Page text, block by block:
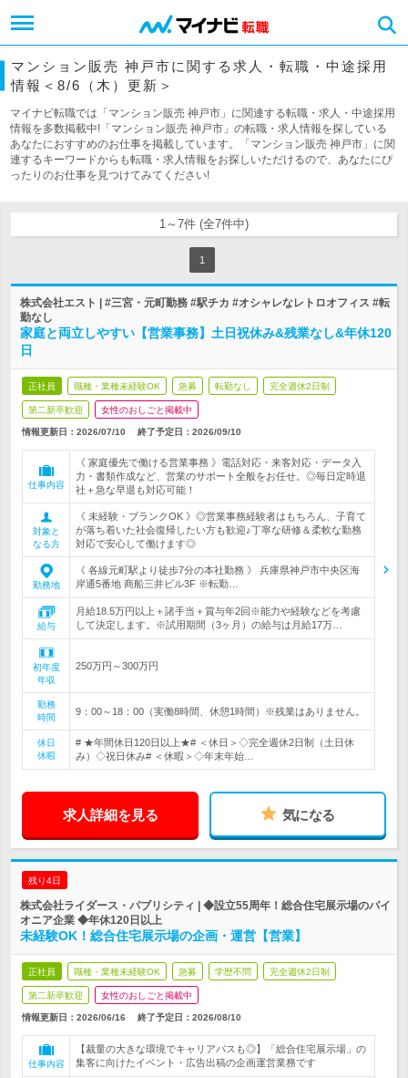
マンション販売 神戸市に関する求人・転職・中途採用
情報＜8/6（木）更新＞
マイナビ転職では「マンション販売 神戸市」に関連する転職・求人・中途採用
情報を多数掲載中!「マンション販売 神戸市」の転職・求人情報を探している
あなたにおすすめのお仕事を掲載しています。「マンション販売 神戸市」に関
連するキーワードからも転職・求人情報をお探しいただけるので、あなたにぴ
ったりのお仕事を見つけてみてください!
1～7件 (全7件中)
1
株式会社エスト | #三宮・元町勤務 #駅チカ #オシャレなレトロオフィス #転
勤なし
家庭と両立しやすい【営業事務】土日祝休み&残業なし&年休120
日
正社員 職種・業種未経験OK 急募 転勤なし 完全週休2日制
第二新卒歓迎 女性のおしごと掲載中
情報更新日：2026/07/10 終了予定日： 2026/09/10
仕事内容
《 家庭優先で働ける営業事務 》電話対応・来客対応・データ入
力・書類作成など、営業のサポート全般をお任せ。◎毎日定時退
社＋急な早退も対応可能！
対象と
なる方
《 未経験・ブランクOK 》◎営業事務経験者はもちろん、子育て
が落ち着いた社会復帰したい方も歓迎♪丁寧な研修＆柔軟な勤務
対応で安心して働けます◎
勤務地
《 各線元町駅より徒歩7分の本社勤務 》 兵庫県神戸市中央区海
岸通5番地 商船三井ビル3F ※転勤…
給与
月給18.5万円以上＋諸手当＋賞与年2回※能力や経験などを考慮
して決定します。※試用期間（3ヶ月）の給与は月給17万…
初年度
年収
250万円～300万円
勤務
時間
9：00～18：00（実働8時間、休憩1時間）※残業はありません。
休日
休暇
# ★年間休日120日以上★# ＜休日＞◇完全週休2日制（土日休
み）◇祝日休み# ＜休暇＞◇年末年始…
求人詳細を見る 気になる
残り4日
株式会社ライダース・パブリシティ | ◆設立55周年！総合住宅展示場のパイ
オニア企業 ◆年休120日以上
未経験OK！総合住宅展示場の企画・運営【営業】
正社員 職種・業種未経験OK 急募 学歴不問 完全週休2日制
第二新卒歓迎 女性のおしごと掲載中
情報更新日：2026/06/16 終了予定日： 2026/08/10
仕事内容
【裁量の大きな環境でキャリアパスも◎】「総合住宅展示場」の
集客に向けたイベント・広告出稿の企画運営業務です